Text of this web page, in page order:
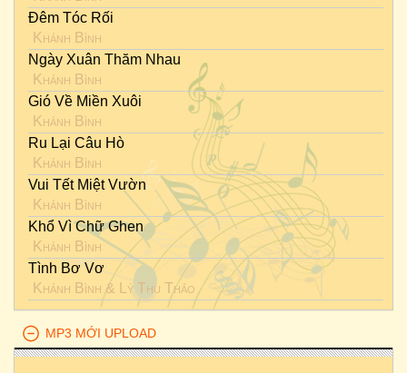
Đêm Tóc Rối
Khánh Bình
Ngày Xuân Thăm Nhau
Khánh Bình
Gió Về Miền Xuôi
Khánh Bình
Ru Lại Câu Hò
Khánh Bình
Vui Tết Miệt Vườn
Khánh Bình
Khổ Vì Chữ Ghen
Khánh Bình
Tình Bơ Vơ
Khánh Bình & Lý Thu Thảo
MP3 MỚI UPLOAD